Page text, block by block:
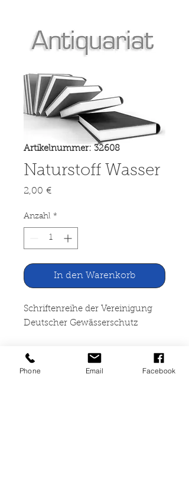
Artikelnummer: 32608
Naturstoff Wasser
2,00 €Preis
Anzahl *
In den Warenkorb
Schriftenreihe der Vereinigung
Deutscher Gewässerschutz
Naturstoff Wasser
Phone Email Facebook